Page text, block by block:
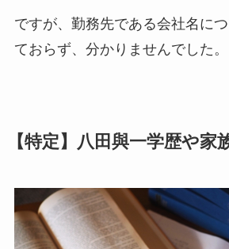
ですが、勤務先である会社名に
ておらず、分かりませんでした。
【特定】八田與一学歴や家